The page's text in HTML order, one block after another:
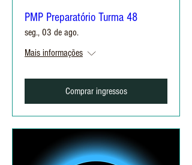
PMP Preparatório Turma 48
seg., 03 de ago.
Mais informações
Comprar ingressos